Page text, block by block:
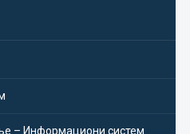
– Информациони систем